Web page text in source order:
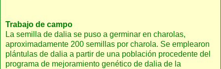
Trabajo de campo
La semilla de dalia se puso a germinar en charolas,
aproximadamente 200 semillas por charola. Se emplearon
plántulas de dalia a partir de una población procedente del
programa de mejoramiento genético de dalia de la